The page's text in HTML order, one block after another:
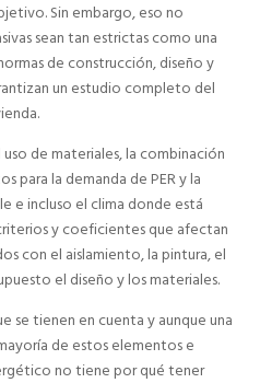
Sin embargo, eso no
sean tan estrictas como una
de construcción, diseño y
un estudio completo del
de materiales, la combinación
para la demanda de PER y la
e incluso el clima donde está
y coeficientes que afectan
con el aislamiento, la pintura, el
el diseño y los materiales.
se tienen en cuenta y aunque una
de estos elementos e
no tiene por qué tener